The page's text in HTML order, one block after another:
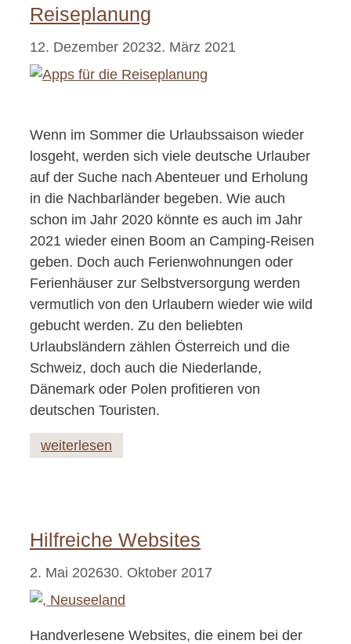
Reiseplanung
12. Dezember 20232. März 2021
Wenn im Sommer die Urlaubssaison wieder
losgeht, werden sich viele deutsche Urlauber
auf der Suche nach Abenteuer und Erholung
in die Nachbarländer begeben. Wie auch
schon im Jahr 2020 könnte es auch im Jahr
2021 wieder einen Boom an Camping-Reisen
geben. Doch auch Ferienwohnungen oder
Ferienhäuser zur Selbstversorgung werden
vermutlich von den Urlaubern wieder wie wild
gebucht werden. Zu den beliebten
Urlaubsländern zählen Österreich und die
Schweiz, doch auch die Niederlande,
Dänemark oder Polen profitieren von
deutschen Touristen.
weiterlesen
Hilfreiche Websites
2. Mai 202630. Oktober 2017
Handverlesene Websites, die einem bei der